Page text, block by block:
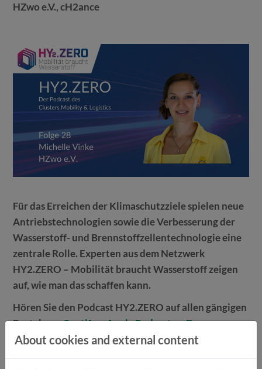
HZwo e.V., cH2ance
Für das Erreichen der Klimaschutzziele spielen neue
Antriebstechnologien sowie die Verbesserung der
Wasserstoff- und Brennstoffzellentechnologie eine
zentrale Rolle. Experten aus dem Netzwerk
HY2.ZERO – Mobilität braucht Wasserstoff zeigen
auf, wie man das schaffen kann.
Hören Sie den Podcast HY2.ZERO auf allen gängigen
Portalen: »Spotify, »Apple Podcasts, »Deezer,
»Google Podcasts, »Amazon Podcastsund »
HY2.ZERO» Folge 28: HZwo e.V., cH2ance
About cookies and external content